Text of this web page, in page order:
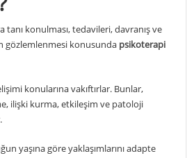
konulması, tedavileri, davranış ve
gözlemlenmesi konusunda psikoterapi
konularına vakıftırlar. Bunlar,
ilişki kurma, etkileşim ve patoloji
yaşına göre yaklaşımlarını adapte